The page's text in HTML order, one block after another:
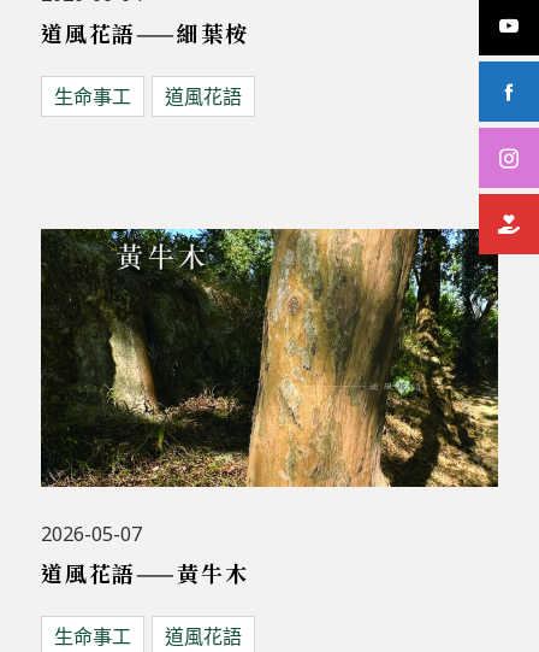
道風花語——細葉桉
生命事工 道風花語
2026-05-07
道風花語——黃牛木
生命事工 道風花語